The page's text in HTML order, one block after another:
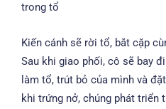
trong tổ
Kiến cánh sẽ rời tổ, bắt cặp
Sau khi giao phối, cô sẽ bay
làm tổ, trút bỏ của mình và
khi trứng nở, chúng phát triển